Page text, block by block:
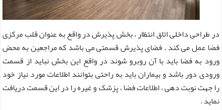
در طراحی داخلی اتاق انتظار ، بخش پذیرش در واقع به عنوان قلب مرکزی
فضا عمل می کند . فضای پذیرش قسمتی می باشد که مراجعین به محض
ورود به فضا باید با آن روبرو شوند در واقع این بخش نباید از قسمت
ورودی دور باشد و بیماران باید به راحتی بتوانند اطلاعات مورد نیاز خود
را جهت نوبت دهی ، اطلاعات فضا ، پزشک و غیره را در این قسمت دریافت
نماید .